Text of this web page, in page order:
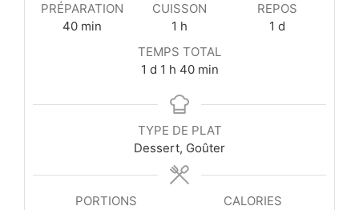
PRÉPARATION
40minutes
min
CUISSON
1 heure
h
REPOS
1 day
d
TEMPS TOTAL
1 day
d 1 heure
h 40minutes
min
TYPE DE PLAT
Dessert, Goûter
PORTIONS
CALORIES